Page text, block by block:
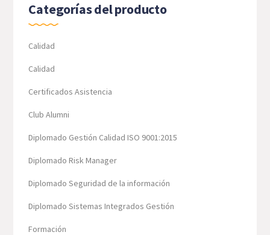
Categorías del producto
Calidad
Calidad
Certificados Asistencia
Club Alumni
Diplomado Gestión Calidad ISO 9001:2015
Diplomado Risk Manager
Diplomado Seguridad de la información
Diplomado Sistemas Integrados Gestión
Formación